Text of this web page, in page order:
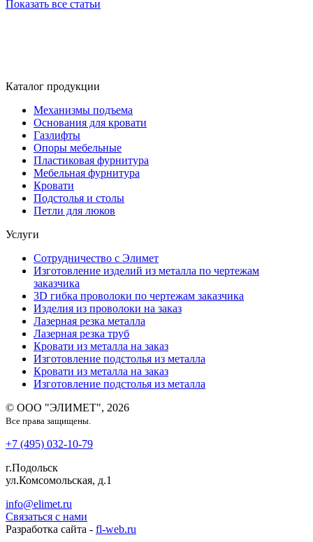
Показать все статьи
Каталог продукции
Механизмы подъема
Основания для кровати
Газлифты
Опоры мебельные
Пластиковая фурнитура
Мебельная фурнитура
Кровати
Подстолья и столы
Петли для люков
Услуги
Сотрудничество с Элимет
Изготовление изделий из металла по чертежам
заказчика
3D гибка проволоки по чертежам заказчика
Изделия из проволоки на заказ
Лазерная резка металла
Лазерная резка труб
Кровати из металла на заказ
Изготовление подстолья из металла
Кровати из металла на заказ
Изготовление подстолья из металла
© ООО "ЭЛИМЕТ", 2026
Все права защищены.
+7 (495) 032-10-79
г.Подольск
ул.Комсомольская, д.1
info@elimet.ru
Связаться с нами
Разработка сайта - fl-web.ru